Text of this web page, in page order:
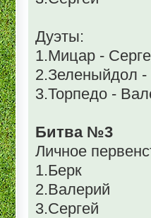
Дуэты:
1.Мицар -
2.Зеленыйдол
3.Торпедо -
Битва №3
Личное
1.Берк
2.Валерий
3.Сергей